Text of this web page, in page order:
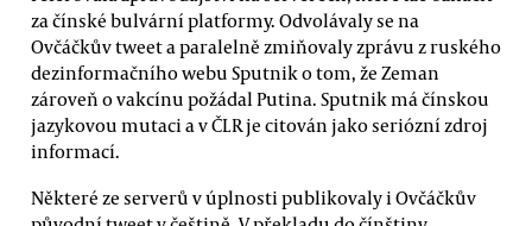
za čínské bulvární platformy. Odvolávaly se na
Ovčáčkův tweet a paralelně zmiňovaly zprávu z ruského
dezinformačního webu Sputnik o tom, že Zeman
zároveň o vakcínu požádal Putina. Sputnik má čínskou
jazykovou mutaci a v ČLR je citován jako seriózní zdroj
informací.
Některé ze serverů v úplnosti publikovaly i Ovčáčkův